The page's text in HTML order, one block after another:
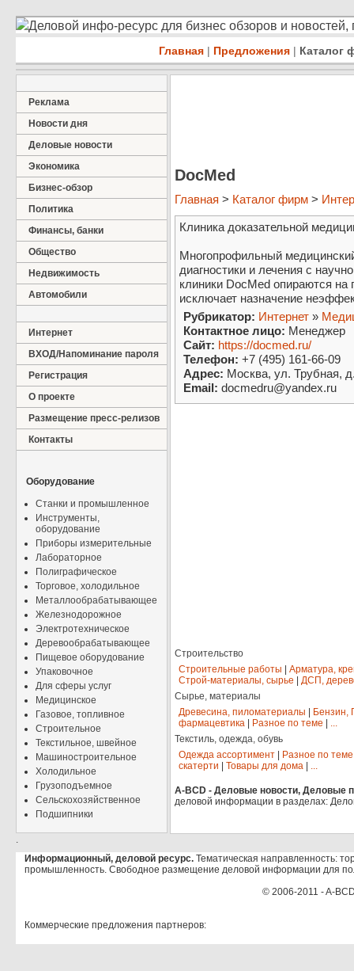
Деловой инфо-ресурс для бизнес обзоров и
Главная | Предложения | Каталог
Реклама
Новости дня
Деловые новости
Экономика
Бизнес-обзор
Политика
Финансы, банки
Общество
Недвижимость
Автомобили
Интернет
ВХОД/Напоминание пароля
Регистрация
О проекте
Размещение пресс-релизов
Контакты
Оборудование
Станки и промышленное
Инструменты,
оборудование
Приборы измерительные
Лабораторное
Полиграфическое
Торговое, холодильное
Металлообрабатывающее
Железнодорожное
Электротехническое
Деревообрабатывающее
Пищевое оборудование
Упаковочное
Для сферы услуг
Медицинское
Газовое, топливное
Строительное
Текстильное, швейное
Машиностроительное
Холодильное
Грузоподъемное
Сельскохозяйственное
Подшипники
DocMed
Главная > Каталог фирм >
Клиника доказательной
Многопрофильный
диагностики и лечения с
клиники DocMed опираются
исключает назначение
Рубрикатор: Интернет »
Контактное лицо: Менеджер
Сайт: https://docmed.ru/
Телефон: +7 (495) 161-66-09
Адрес: Москва, ул. Трубная,
Email: docmedru@yandex.ru
Строительство
Строительные работы
Арматура,
Строй-материалы, сырье
ДСП,
Сырье, материалы
Древесина, пиломатериалы
Бензин,
фармацевтика
Разное по теме
...
Текстиль, одежда, обувь
Одежда ассортимент
Разное по теме
скатерти
Товары для дома ...
A-BCD - Деловые новости, Деловые
деловой информации в разделах:
.
Информационный, деловой ресурс. Тематическая направленность:
промышленность. Свободное размещение деловой информации для
© 2006-2011 - A-
Коммерческие предложения партнеров: